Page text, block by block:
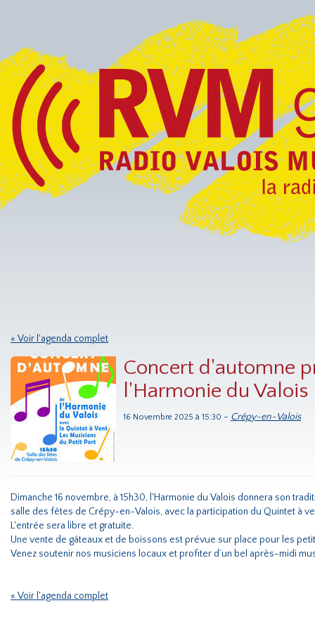
« Voir l'agenda complet
Concert d'automne
l'Harmonie du Valois
16 Novembre 2025 à 15:30 - Crépy-en-Valois
Dimanche 16 novembre, à 15h30, l'Harmonie du Valois donnera son
salle des fêtes de Crépy-en-Valois, avec la participation du Quintet à
L'entrée sera libre et gratuite.
Une vente de gâteaux et de boissons est prévue sur place pour les
Venez soutenir nos musiciens locaux et profiter d’un bel après-midi
« Voir l'agenda complet